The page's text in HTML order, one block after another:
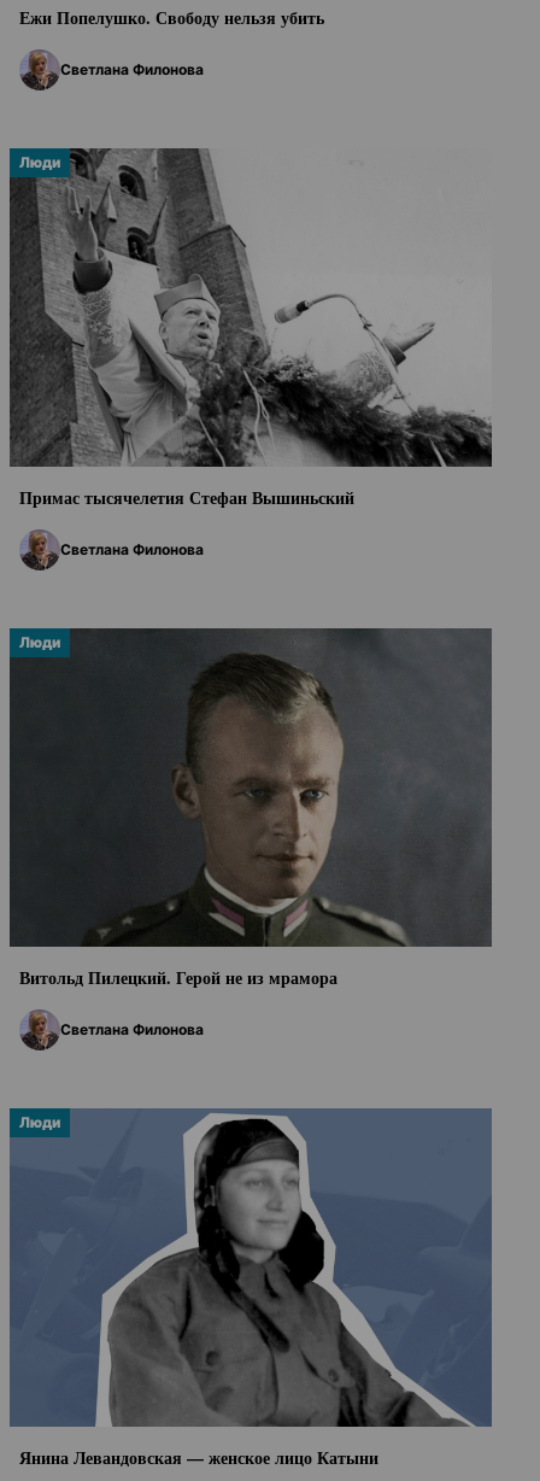
Ежи Попелушко. Свободу нельзя убить
Светлана Филонова
Люди
Примас тысячелетия Стефан Вышиньский
Светлана Филонова
Люди
Витольд Пилецкий. Герой не из мрамора
Светлана Филонова
Люди
Янина Левандовская — женское лицо Катыни